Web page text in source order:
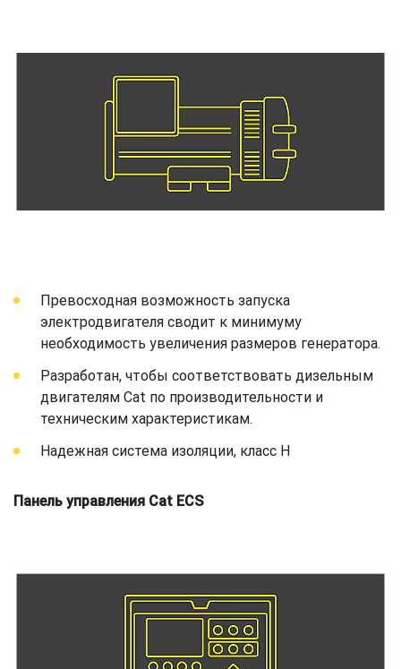
Превосходная возможность запуска
электродвигателя сводит к минимуму
необходимость увеличения размеров генератора.
Разработан, чтобы соответствовать дизельным
двигателям Cat по производительности и
техническим характеристикам.
Надежная система изоляции, класс H
Панель управления Cat ECS